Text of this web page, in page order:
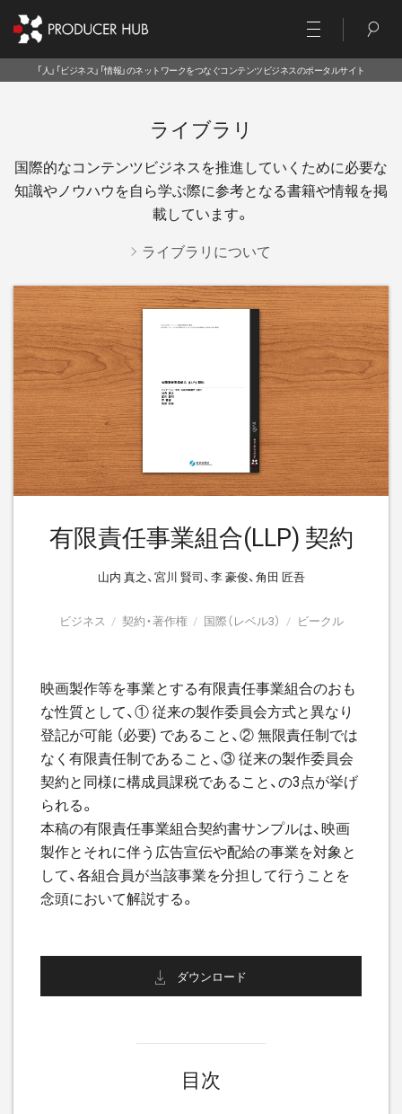
「人」「ビジネス」「情報」のネットワークをつなぐコンテンツビジネスのポータルサイト
ライブラリ
国際的なコンテンツビジネスを推進していくために必要な
知識やノウハウを自ら学ぶ際に参考となる書籍や情報を掲
載しています。
ライブラリについて
有限責任事業組合(LLP) 契約
山内 真之、宮川 賢司、李 豪俊、角田 匠吾
ビジネス 契約・著作権 国際（レベル3） ビークル
映画製作等を事業とする有限責任事業組合のおも
な性質として、① 従来の製作委員会方式と異なり
登記が可能 （必要) であること、② 無限責任制では
なく有限責任制であること、③ 従来の製作委員会
契約と同様に構成員課税であること、の3点が挙げ
られる。
本稿の有限責任事業組合契約書サンプルは、映画
製作とそれに伴う広告宣伝や配給の事業を対象と
して、各組合員が当該事業を分担して行うことを
念頭において解説する。
ダウンロード
目次